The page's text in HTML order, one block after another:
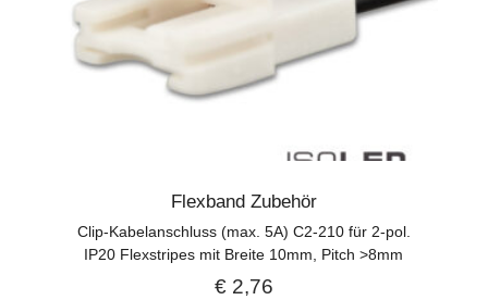
Flexband Zubehör
Clip-Kabelanschluss (max. 5A) C2-210 für 2-pol.
IP20 Flexstripes mit Breite 10mm, Pitch >8mm
€2,76